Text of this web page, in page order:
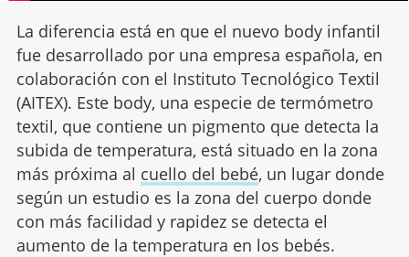
La diferencia está en que el nuevo body infantil
fue desarrollado por una empresa española, en
colaboración con el Instituto Tecnológico Textil
(AITEX). Este body, una especie de termómetro
textil, que contiene un pigmento que detecta la
subida de temperatura, está situado en la zona
más próxima al cuello del bebé, un lugar donde
según un estudio es la zona del cuerpo donde
con más facilidad y rapidez se detecta el
aumento de la temperatura en los bebés.